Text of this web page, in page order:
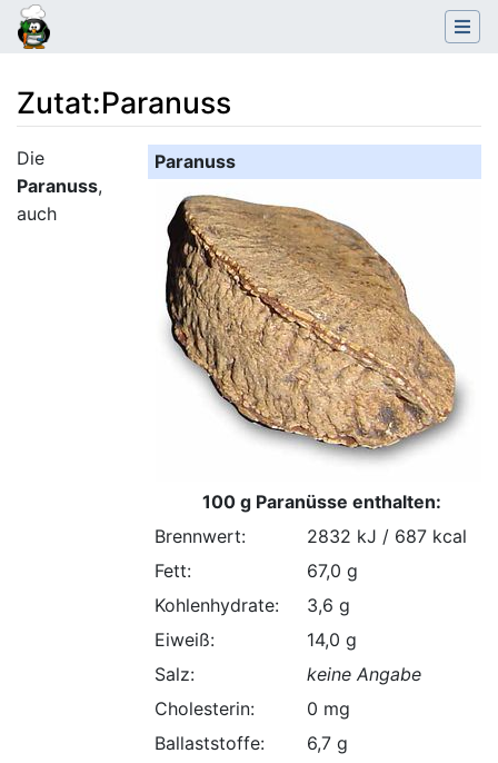
Zutat:Paranuss
Wechseln zu: Navigation,Suche
Paranuss
100 g Paranüsse enthalten:
Brennwert:
2832 kJ / 687 kcal
Fett:
67,0 g
Kohlenhydrate:
3,6 g
Eiweiß:
14,0 g
Salz:
keine Angabe
Cholesterin:
0 mg
Ballaststoffe:
6,7 g
Die
Paranuss,
auch